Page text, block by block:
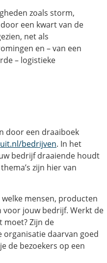
zoals storm,
een kwart van de
net als
en – van een
– logistieke
door een draaiboek
bedrijven. In het
bedrijf draaiende houdt
zijn hier van
mensen, producten
voor jouw bedrijf. Werkt de
moet? Zijn de
daarvan goed
de bezoekers op een